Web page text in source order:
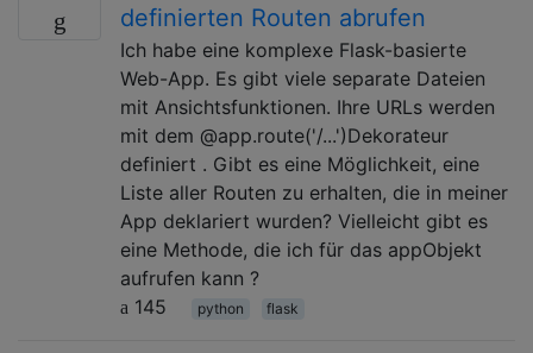
definierten Routen abrufen
Ich habe eine komplexe Flask-basierte
Web-App. Es gibt viele separate Dateien
mit Ansichtsfunktionen. Ihre URLs werden
mit dem @app.route('/...')Dekorateur
definiert . Gibt es eine Möglichkeit, eine
Liste aller Routen zu erhalten, die in meiner
App deklariert wurden? Vielleicht gibt es
eine Methode, die ich für das appObjekt
aufrufen kann ?
145
python flask